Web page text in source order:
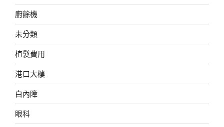
廚餘機
未分類
植髮費用
港口大樓
白內障
眼科